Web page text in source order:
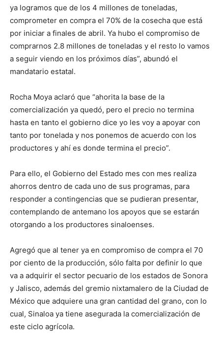
ya logramos que de los 4 millones de toneladas,
comprometer en compra el 70% de la cosecha que está
por iniciar a finales de abril. Ya hubo el compromiso de
comprarnos 2.8 millones de toneladas y el resto lo vamos
a seguir viendo en los próximos días”, abundó el
mandatario estatal.
Rocha Moya aclaró que “ahorita la base de la
comercialización ya quedó, pero el precio no termina
hasta en tanto el gobierno dice yo les voy a apoyar con
tanto por tonelada y nos ponemos de acuerdo con los
productores y ahí es donde termina el precio”.
Para ello, el Gobierno del Estado mes con mes realiza
ahorros dentro de cada uno de sus programas, para
responder a contingencias que se pudieran presentar,
contemplando de antemano los apoyos que se estarán
otorgando a los productores sinaloenses.
Agregó que al tener ya en compromiso de compra el 70
por ciento de la producción, sólo falta por definir lo que
va a adquirir el sector pecuario de los estados de Sonora
y Jalisco, además del gremio nixtamalero de la Ciudad de
México que adquiere una gran cantidad del grano, con lo
cual, Sinaloa ya tiene asegurada la comercialización de
este ciclo agrícola.